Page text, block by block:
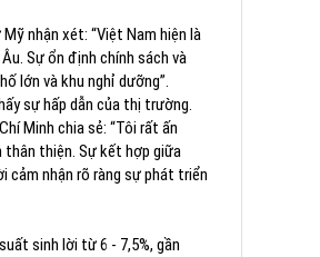
nhận xét: “Việt Nam hiện là
Sự ổn định chính sách và
lớn và khu nghỉ dưỡng”.
sự hấp dẫn của thị trường.
Minh chia sẻ: “Tôi rất ấn
thân thiện. Sự kết hợp giữa
cảm nhận rõ ràng sự phát triển
sinh lời từ 6 - 7,5%, gần